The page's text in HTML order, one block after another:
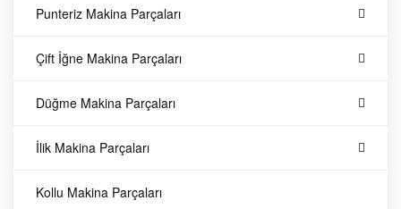
e
d
e
k
P
Punteriz Makina Parçaları
Çift İğne Makina Parçaları
Düğme Makina Parçaları
İlik Makina Parçaları
Kollu Makina Parçaları